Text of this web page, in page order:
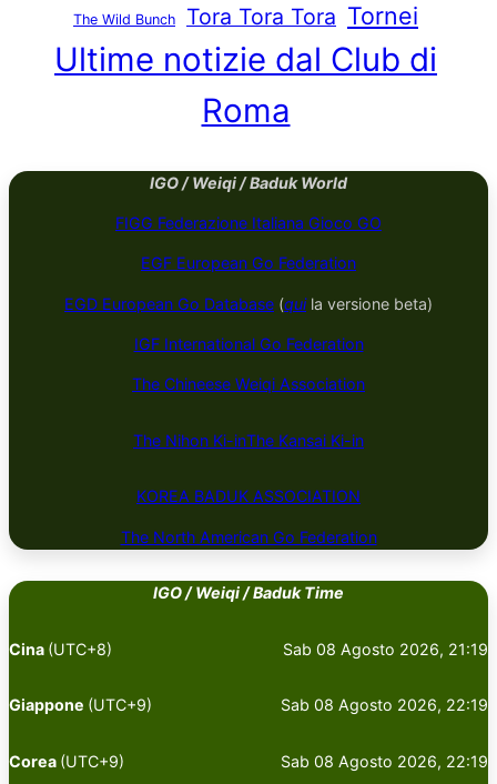
The Wild Bunch Tora Tora Tora Tornei
Ultime notizie dal Club di
Roma
IGO / Weiqi / Baduk World
FIGG Federazione Italiana Gioco GO
EGF European Go Federation
EGD European Go Database (quila versione beta)
IGF International Go Federation
The Chineese Weiqi Association
The Nihon Ki-inThe Kansai Ki-in
KOREA BADUK ​​​​ASSOCIATION
The North American Go Federation
IGO / Weiqi / Baduk Time
Cina (UTC+8) Sab 08 Agosto 2026, 21:19
Giappone (UTC+9) Sab 08 Agosto 2026, 22:19
Corea (UTC+9) Sab 08 Agosto 2026, 22:19